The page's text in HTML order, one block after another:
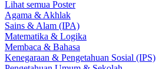
Lihat semua Poster
Agama & Akhlak
Sains & Alam (IPA)
Matematika & Logika
Membaca & Bahasa
Kenegaraan & Pengetahuan Sosial (IPS)